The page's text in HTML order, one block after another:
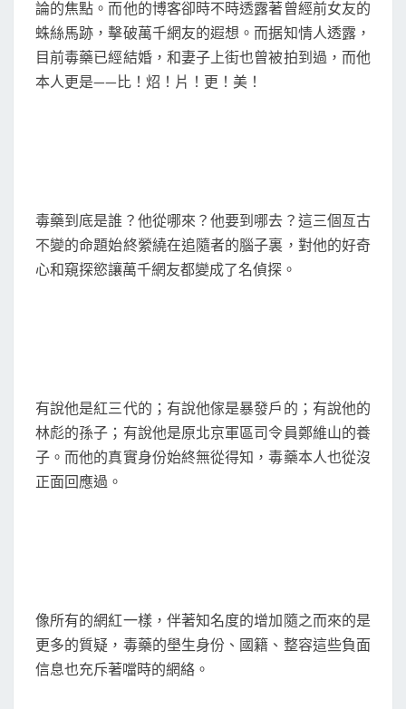
論的焦點。而他的博客卻時不時透露著曾經前女友的
蛛絲馬跡，擊破萬千網友的遐想。而据知情人透露，
目前毒藥已經結婚，和妻子上街也曾被拍到過，而他
本人更是——比！炤！片！更！美！
毒藥到底是誰？他從哪來？他要到哪去？這三個亙古
不變的命題始終縈繞在追隨者的腦子裏，對他的好奇
心和窺探慾讓萬千網友都變成了名偵探。
有說他是紅三代的；有說他傢是暴發戶的；有說他的
林彪的孫子；有說他是原北京軍區司令員鄭維山的養
子。而他的真實身份始終無從得知，毒藥本人也從沒
正面回應過。
像所有的網紅一樣，伴著知名度的增加隨之而來的是
更多的質疑，毒藥的壆生身份、國籍、整容這些負面
信息也充斥著噹時的網絡。